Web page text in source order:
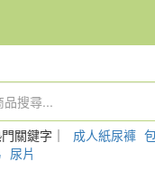
關鍵字｜ 成人紙尿褲
尿片